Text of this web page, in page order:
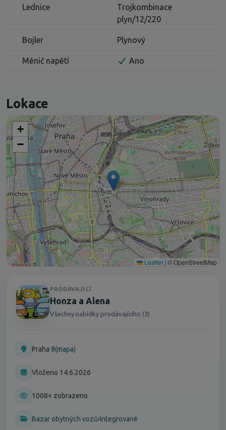
Lednice
Trojkombinace
plyn/12/220
Bojler Plynový
Měnič napětí Ano
Lokace
+
−
Leaflet | © OpenStreetMap
PRODÁVAJÍCÍ
Honza a Alena
Všechny nabídky prodávajícího (3)
Praha 9(mapa)
Vloženo 14.6.2026
1008× zobrazeno
Bazar obytných vozů›Integrované